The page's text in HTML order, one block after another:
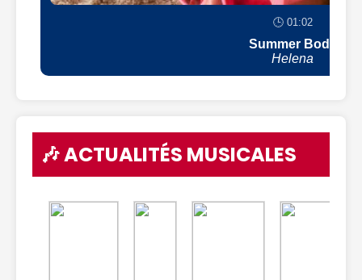
🕒 01:02
Summer Body
Helena
🎶 ACTUALITÉS MUSICALES